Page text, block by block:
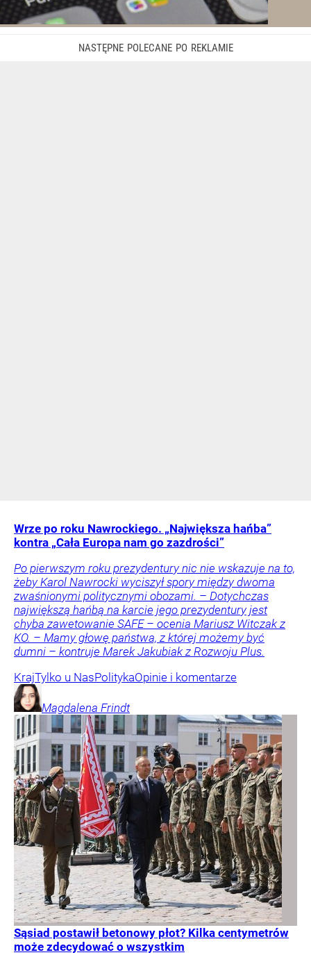
Wrze po roku Nawrockiego. „Największa hańba”
kontra „Cała Europa nam go zazdrości”
Po pierwszym roku prezydentury nic nie wskazuje na to,
żeby Karol Nawrocki wyciszył spory między dwoma
zwaśnionymi politycznymi obozami. – Dotychczas
największą hańbą na karcie jego prezydentury jest
chyba zawetowanie SAFE – ocenia Mariusz Witczak z
KO. – Mamy głowę państwa, z której możemy być
dumni – kontruje Marek Jakubiak z Rozwoju Plus.
KrajTylko u NasPolitykaOpinie i komentarze
Magdalena Frindt
Sąsiad postawił betonowy płot? Kilka centymetrów
może zdecydować o wszystkim